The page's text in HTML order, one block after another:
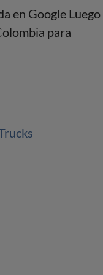
en Google Luego
para